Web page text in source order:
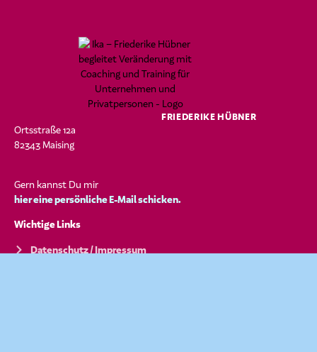
FRIEDERIKE HÜBNER
Ortsstraße 12a
82343 Maising
Gern kannst Du mir
hier eine persönliche E-Mail schicken.
Wichtige Links
Datenschutz / Impressum